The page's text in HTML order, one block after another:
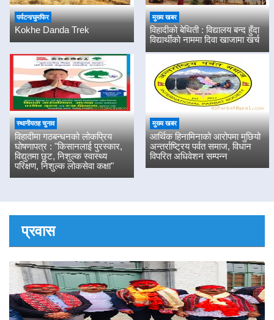
संस्था भावनाले होइन, विधानले चल्ने हो
पर्यटन/घुमफिर
Kokhe Danda Trek
मुख्य खबर
विहादीको बेथिती : विद्यालय बन्द हुँदा
विद्यार्थीको नाममा दिवा खाजामा खर्च
घोषणापत्र : "किसानलाई पुरस्कार,
विद्युतमा छुट, निशुल्क स्वास्थ्य
परिक्षण, निशुल्क लोकसेवा कक्षा"
अन्तर्राष्ट्रिय पर्वत समाज, विधान
विपरित अधिवेशन सम्पन्न